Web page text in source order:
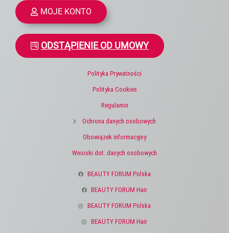
MOJE KONTO
ODSTĄPIENIE OD UMOWY
Polityka Prywatności
Polityka Cookies
Regulamin
Ochrona danych osobowych
Obowiązek informacyjny
Wnioski dot. danych osobowych
BEAUTY FORUM Polska
BEAUTY FORUM Hair
BEAUTY FORUM Polska
BEAUTY FORUM Hair